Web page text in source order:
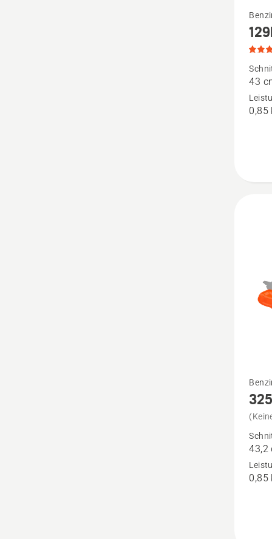
Mehr
Details
129R
43
0,85
Mehr
Details
325R
43,2
0,85